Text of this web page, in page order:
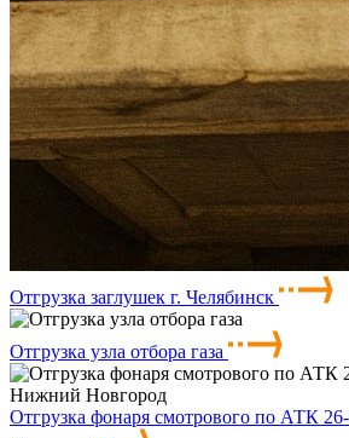
Отгрузка заглушек г. Челябинск
Отгрузка узла отбора газа
Отгрузка фонаря смотрового по АТК